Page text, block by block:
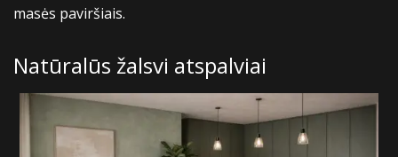
masės paviršiais.
Natūralūs žalsvi atspalviai